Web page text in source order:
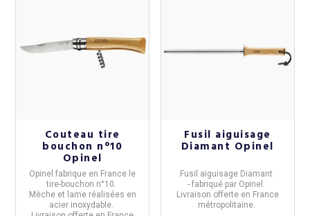
Couteau tire
bouchon n°10
Opinel
Opinel fabrique en France le
tire-bouchon n°10
Mèche et lame réalisées en
acier inoxydable.
Fusil aiguisage
Diamant Opinel
Fusil aiguisage Diamant
- fabriqué par Opinel
Livraison offerte en France
métropolitaine.